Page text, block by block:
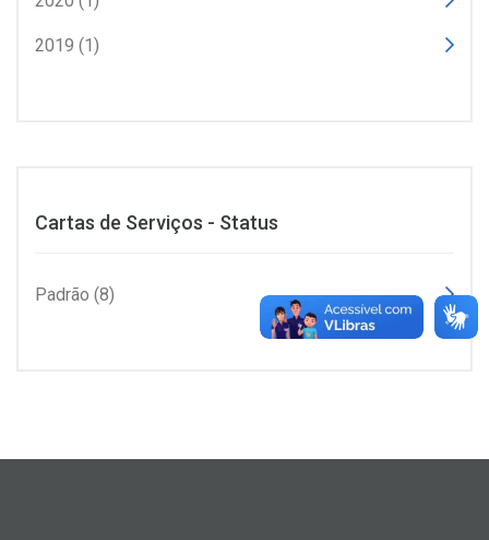
2019 (1)
Cartas de Serviços - Status
Padrão (8)